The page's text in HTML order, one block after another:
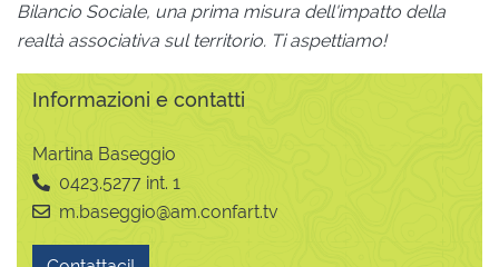
Bilancio Sociale, una prima misura dell'impatto della
realtà associativa sul territorio. Ti aspettiamo!
Informazioni e contatti
Martina Baseggio
0423.5277 int. 1
m.baseggio@am.confart.tv